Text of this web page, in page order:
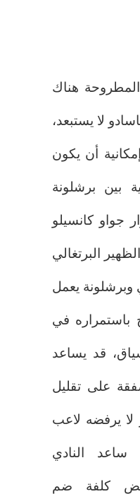
هناك
لا يستبعد،
أن يكون
بين برشلونة
جواو كانسيلو
البرتغالي
وبرشلونة يعمل
باستمراره في
قد يساعد
على تقليل
لا يرفضه لاعب
ساعد النادي
كلفة ضم